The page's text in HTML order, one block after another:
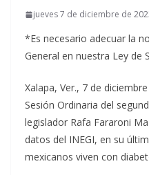
jueves 7 de diciembre de
*Es necesario adecuar la
General en nuestra Ley de
Xalapa, Ver., 7 de
Sesión Ordinaria del
legislador Rafa Fararoni
datos del INEGI, en su
mexicanos viven con